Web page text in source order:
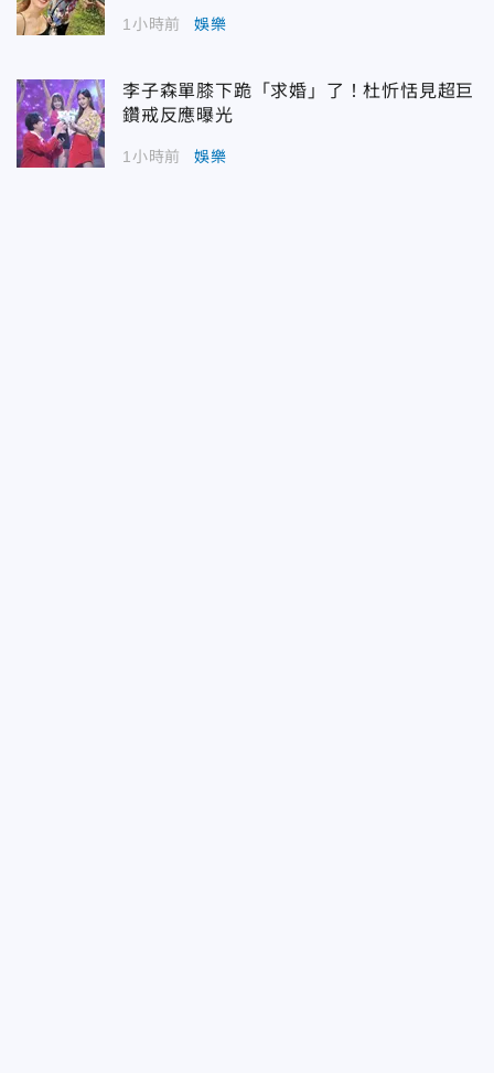
1小時前 娛樂
李子森單膝下跪「求婚」了！杜忻恬見超巨
鑽戒反應曝光
1小時前 娛樂